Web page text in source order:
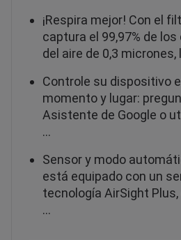
¡Respira mejor! Con el
captura el 99,97% de
del aire de 0,3
Controle su dispositivo
momento y lugar:
Asistente de Google o
…
Sensor y modo
está equipado con un
tecnología AirSight
…